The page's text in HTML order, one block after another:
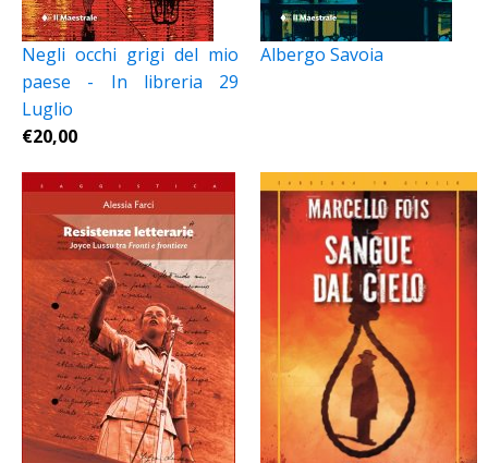
Negli occhi grigi del mio
paese - In libreria 29
Luglio
€20,00
Albergo Savoia